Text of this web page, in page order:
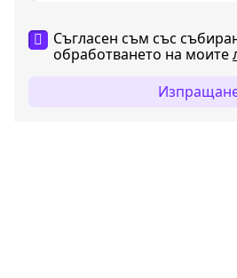
Съгласен съм със
обработването на моите